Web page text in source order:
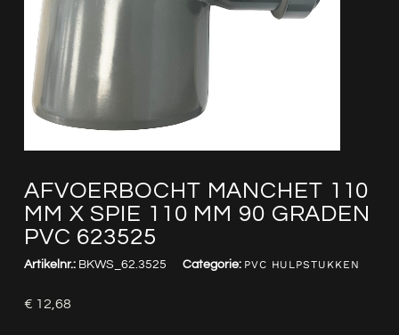
AFVOERBOCHT MANCHET 110
MM X SPIE 110 MM 90 GRADEN
PVC 623525
Artikelnr.: BKWS_62.3525 Categorie: PVC HULPSTUKKEN
€ 12,68